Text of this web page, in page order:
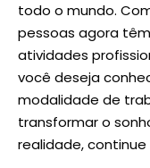
todo o mundo.
pessoas agora
atividades
você deseja
modalidade de
transformar o
realidade, continue